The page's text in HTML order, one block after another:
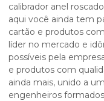
calibrador anel roscado
aqui você ainda tem
cartão e produtos
líder no mercado e
possíveis pela
e produtos com
ainda mais, unido a
engenheiros